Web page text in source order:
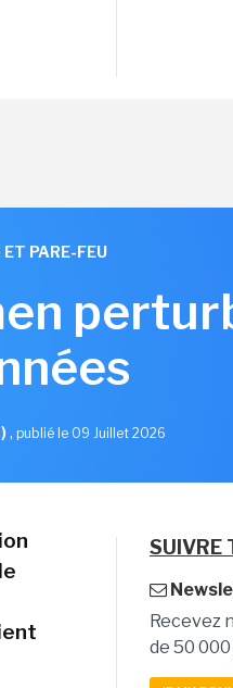
PARE-FEU
, publié le 09 Juillet 2026
SUIVRE
Recevez
de 50